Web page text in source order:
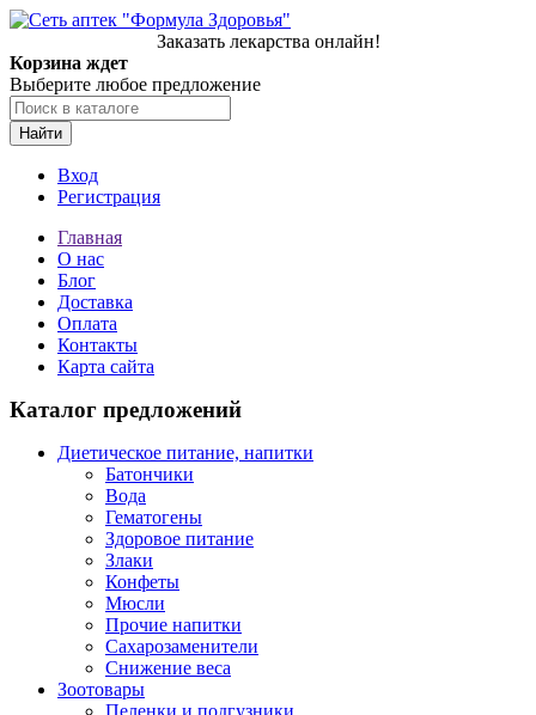
Заказать лекарства онлайн!
Корзина ждет
Выберите любое предложение
Найти
Вход
Регистрация
Главная
О нас
Блог
Доставка
Оплата
Контакты
Карта сайта
Каталог предложений
Диетическое питание, напитки
Батончики
Вода
Гематогены
Здоровое питание
Злаки
Конфеты
Мюсли
Прочие напитки
Сахарозаменители
Снижение веса
Зоотовары
Пеленки и подгузники